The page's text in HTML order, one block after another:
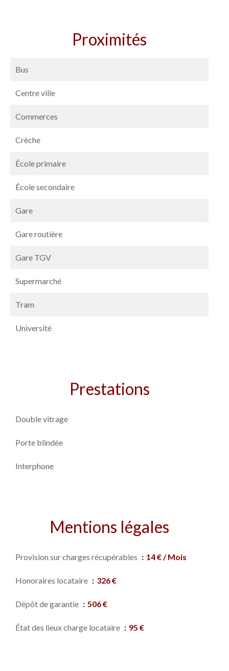
Proximités
Bus
Centre ville
Commerces
Crèche
École primaire
École secondaire
Gare
Gare routière
Gare TGV
Supermarché
Tram
Université
Prestations
Double vitrage
Porte blindée
Interphone
Mentions légales
Provision sur charges récupérables 14 € / Mois
Honoraires locataire 326 €
Dépôt de garantie 506 €
État des lieux charge locataire 95 €